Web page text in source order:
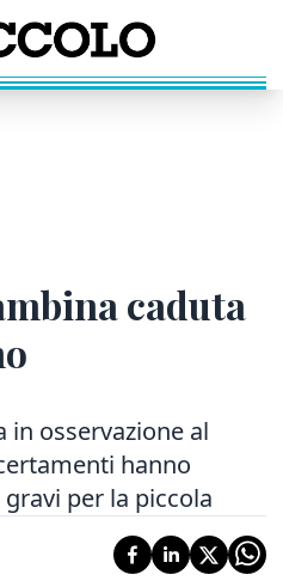
caduta
in osservazione al
hanno
per la piccola